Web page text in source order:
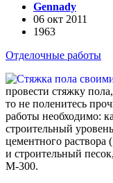
Gennady
06 окт 2011
1963
Отделочные работы
провести стяжку
то не поленитесь
работы необходимо:
строительный
цементного
и строительный
М-300.